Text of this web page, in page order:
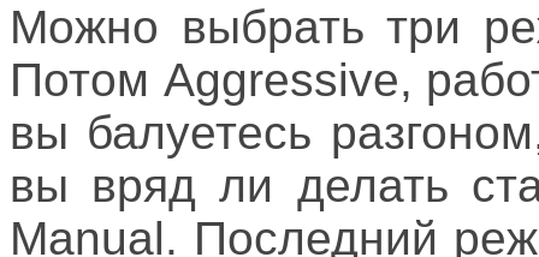
Можно выбрать три
Потом Aggressive,
вы балуетесь
вы вряд ли делать
Manual. Последний